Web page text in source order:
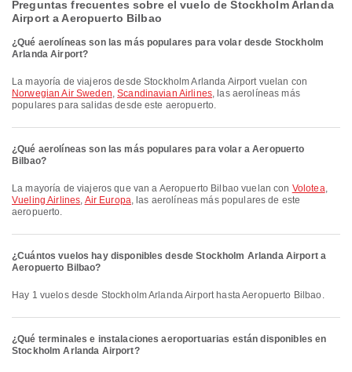
Preguntas frecuentes sobre el vuelo de Stockholm Arlanda
Airport a Aeropuerto Bilbao
¿Qué aerolíneas son las más populares para volar desde Stockholm
Arlanda Airport?
La mayoría de viajeros desde Stockholm Arlanda Airport vuelan con
Norwegian Air Sweden,Scandinavian Airlines, las aerolíneas más
populares para salidas desde este aeropuerto.
¿Qué aerolíneas son las más populares para volar a Aeropuerto
Bilbao?
La mayoría de viajeros que van a Aeropuerto Bilbao vuelan con Volotea,
Vueling Airlines, Air Europa, las aerolíneas más populares de este
aeropuerto.
¿Cuántos vuelos hay disponibles desde Stockholm Arlanda Airport a
Aeropuerto Bilbao?
Hay 1 vuelos desde Stockholm Arlanda Airport hasta Aeropuerto Bilbao.
¿Qué terminales e instalaciones aeroportuarias están disponibles en
Stockholm Arlanda Airport?